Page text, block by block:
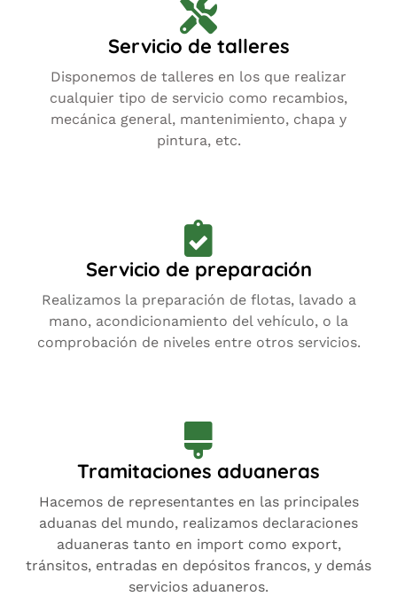
Servicio de talleres
Disponemos de talleres en los que realizar
cualquier tipo de servicio como recambios,
mecánica general, mantenimiento, chapa y
pintura, etc.
Servicio de preparación
Realizamos la preparación de flotas, lavado a
mano, acondicionamiento del vehículo, o la
comprobación de niveles entre otros servicios.
Tramitaciones aduaneras
Hacemos de representantes en las principales
aduanas del mundo, realizamos declaraciones
aduaneras tanto en import como export,
tránsitos, entradas en depósitos francos, y demás
servicios aduaneros.